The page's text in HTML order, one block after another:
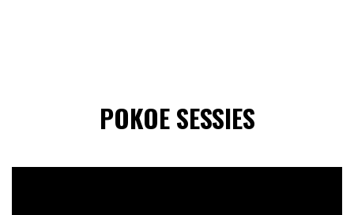
POKOE SESSIES